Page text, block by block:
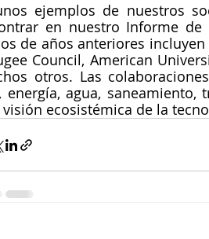
ejemplos de nuestros
en nuestro Informe de
de años anteriores incluyen
Council, American
otros. Las
energía, agua,
visión ecosistémica de la